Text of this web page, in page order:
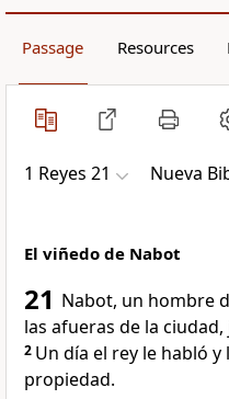
Passage Resources
1 Reyes 21 Nueva
El viñedo de Nabot
21 Nabot, un hombre
las afueras de la
2 Un día el rey le habló
propiedad.